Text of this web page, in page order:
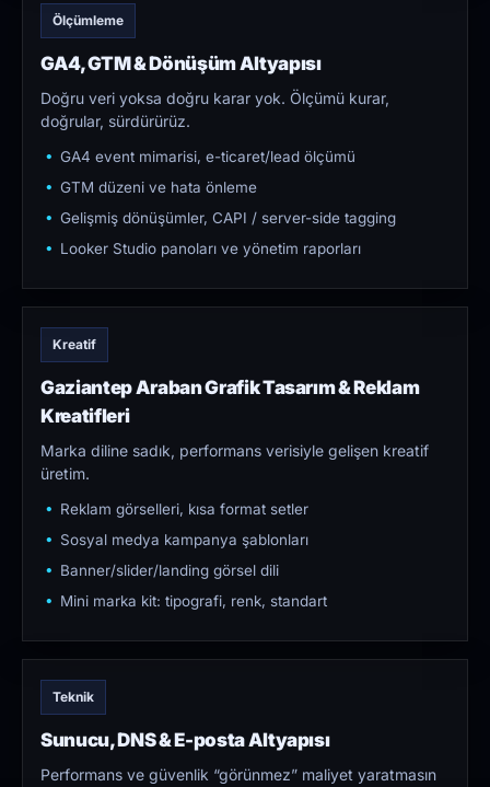
Ölçümleme
GA4, GTM & Dönüşüm Altyapısı
Doğru veri yoksa doğru karar yok. Ölçümü kurar,
doğrular, sürdürürüz.
GA4 event mimarisi, e-ticaret/lead ölçümü
GTM düzeni ve hata önleme
Gelişmiş dönüşümler, CAPI / server-side tagging
Looker Studio panoları ve yönetim raporları
Kreatif
Gaziantep Araban Grafik Tasarım & Reklam
Kreatifleri
Marka diline sadık, performans verisiyle gelişen kreatif
üretim.
Reklam görselleri, kısa format setler
Sosyal medya kampanya şablonları
Banner/slider/landing görsel dili
Mini marka kit: tipografi, renk, standart
Teknik
Sunucu, DNS & E-posta Altyapısı
Performans ve güvenlik “görünmez” maliyet yaratmasın